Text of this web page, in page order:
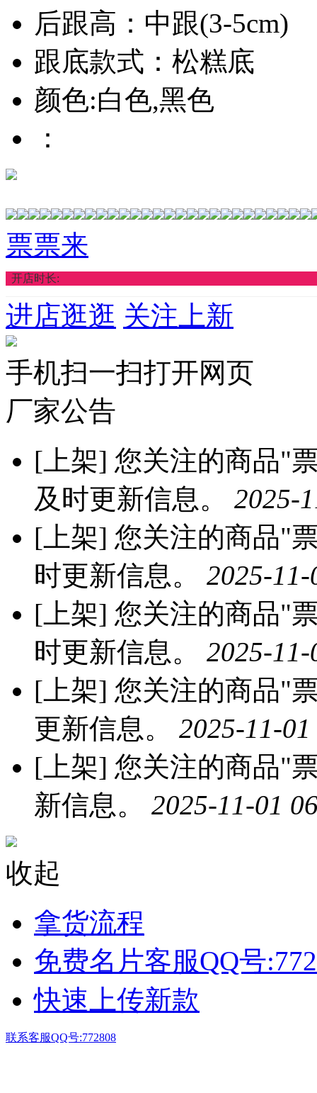
后跟高：中跟(3-5cm)
跟底款式：松糕底
颜色:白色,黑色
：
票票来
开店时长:
进店逛逛 关注上新
手机扫一扫打开网页
厂家公告
[上架] 您关注的商品"
及时更新信息。 2025-
[上架] 您关注的商品"
时更新信息。 2025-
[上架] 您关注的商品"
时更新信息。 2025-
[上架] 您关注的商品"
更新信息。 2025-11-
[上架] 您关注的商品"
新信息。 2025-11-01
收起
拿货流程
免费名片客服QQ号
快速上传新款
联系客服QQ号:772808